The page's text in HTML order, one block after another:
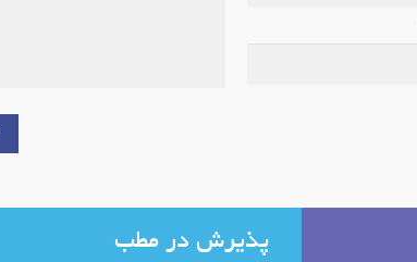
پذیرش در مطب